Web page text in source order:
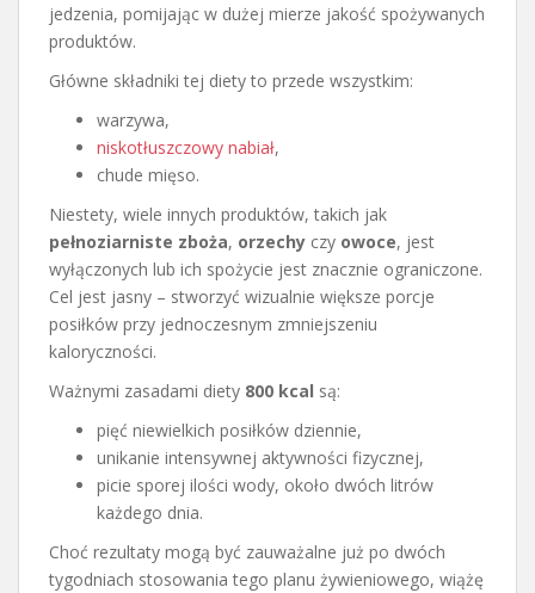
jedzenia, pomijając w dużej mierze jakość spożywanych
produktów.
Główne składniki tej diety to przede wszystkim:
warzywa,
niskotłuszczowy nabiał,
chude mięso.
Niestety, wiele innych produktów, takich jak
pełnoziarniste zboża, orzechy czy owoce, jest
wyłączonych lub ich spożycie jest znacznie ograniczone.
Cel jest jasny – stworzyć wizualnie większe porcje
posiłków przy jednoczesnym zmniejszeniu
kaloryczności.
Ważnymi zasadami diety 800 kcal są:
pięć niewielkich posiłków dziennie,
unikanie intensywnej aktywności fizycznej,
picie sporej ilości wody, około dwóch litrów
każdego dnia.
Choć rezultaty mogą być zauważalne już po dwóch
tygodniach stosowania tego planu żywieniowego, wiążę